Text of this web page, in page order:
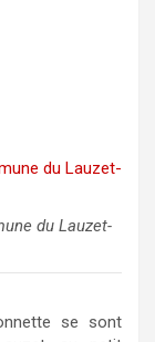
du Lauzet-
se sont